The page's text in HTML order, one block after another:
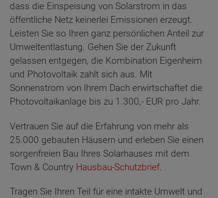
dass die Einspeisung von Solarstrom in das
öffentliche Netz keinerlei Emissionen erzeugt.
Leisten Sie so Ihren ganz persönlichen Anteil zur
Umweltentlastung. Gehen Sie der Zukunft
gelassen entgegen, die Kombination Eigenheim
und Photovoltaik zahlt sich aus. Mit
Sonnenstrom von Ihrem Dach erwirtschaftet die
Photovoltaikanlage bis zu 1.300,- EUR pro Jahr.
Vertrauen Sie auf die Erfahrung von mehr als
25.000 gebauten Häusern und erleben Sie einen
sorgenfreien Bau Ihres Solarhauses mit dem
Town & Country Hausbau-Schutzbrief.
Tragen Sie Ihren Teil für eine intakte Umwelt und